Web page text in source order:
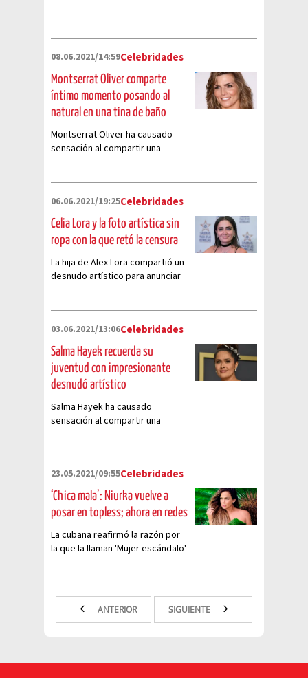
08.06.2021/14:59Celebridades
Montserrat Oliver comparte
íntimo momento posando al
natural en una tina de baño
Montserrat Oliver ha causado
sensación al compartir una
06.06.2021/19:25Celebridades
Celia Lora y la foto artística sin
ropa con la que retó la censura
La hija de Alex Lora compartió un
desnudo artístico para anunciar
03.06.2021/13:06Celebridades
Salma Hayek recuerda su
juventud con impresionante
desnudó artístico
Salma Hayek ha causado
sensación al compartir una
23.05.2021/09:55Celebridades
‘Chica mala’: Niurka vuelve a
posar en topless; ahora en redes
La cubana reafirmó la razón por
la que la llaman 'Mujer escándalo'
ANTERIOR SIGUIENTE